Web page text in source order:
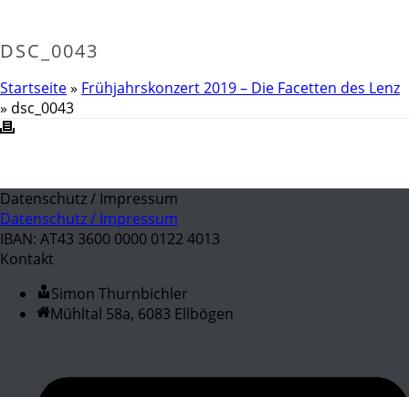
DSC_0043
Startseite» Frühjahrskonzert 2019 – Die Facetten des Lenz
» dsc_0043
Datenschutz / Impressum
Datenschutz / Impressum
IBAN: AT43 3600 0000 0122 4013
Kontakt
Simon Thurnbichler
Mühltal 58a, 6083 Ellbögen